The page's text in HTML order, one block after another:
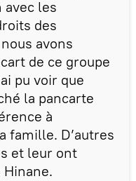
avec les
des
avons
de ce groupe
pu voir que
la pancarte
à
famille. D’autres
et leur ont
Hinane.